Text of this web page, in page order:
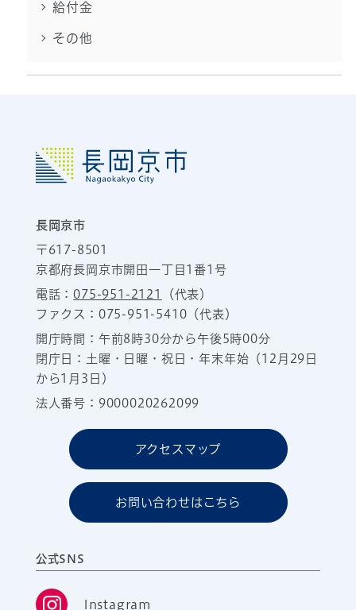
給付金
その他
長岡京市
〒617-8501
京都府長岡京市開田一丁目1番1号
電話：075-951-2121
（代表）
ファクス：075-951-5410（代表）
開庁時間：午前8時30分から午後5時00分
閉庁日：土曜・日曜・祝日・年末年始（12月29日
から1月3日）
法人番号：9000020262099
アクセスマップ
お問い合わせはこちら
公式SNS
Instagram